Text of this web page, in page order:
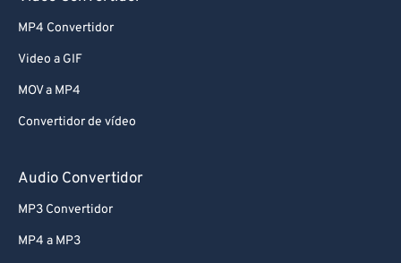
MP4 Convertidor
Video a GIF
MOV a MP4
Convertidor de vídeo
Audio Convertidor
MP3 Convertidor
MP4 a MP3